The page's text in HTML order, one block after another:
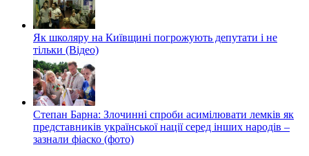
Як школяру на Київщині погрожують депутати і не
тільки (Відео)
Степан Барна: Злочинні спроби асимілювати лемків як
представників української нації серед інших народів –
зазнали фіаско (фото)